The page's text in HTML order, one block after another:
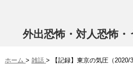
外出恐怖・対人恐怖
ホーム > 雑話 > 【記録】東京の気圧（2020/